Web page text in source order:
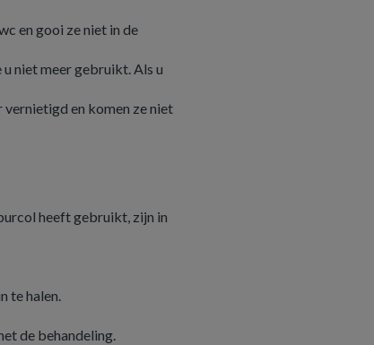
en gooi ze niet in de
niet meer gebruikt. Als u
vernietigd en komen ze niet
heeft gebruikt, zijn in
te halen.
de behandeling.